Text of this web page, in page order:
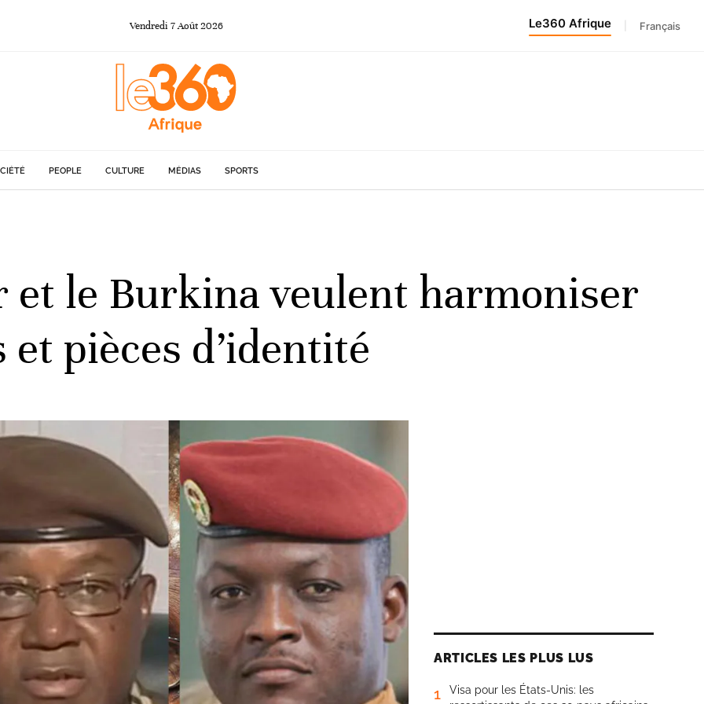
Vendredi 7Août 2026 Le360 Afrique Français
PEOPLE CULTURE MÉDIAS SPORTS
et le Burkina veulent harmoniser
pièces d’identité
ARTICLES LES PLUS LUS
1
Visa pour les États-Unis: les